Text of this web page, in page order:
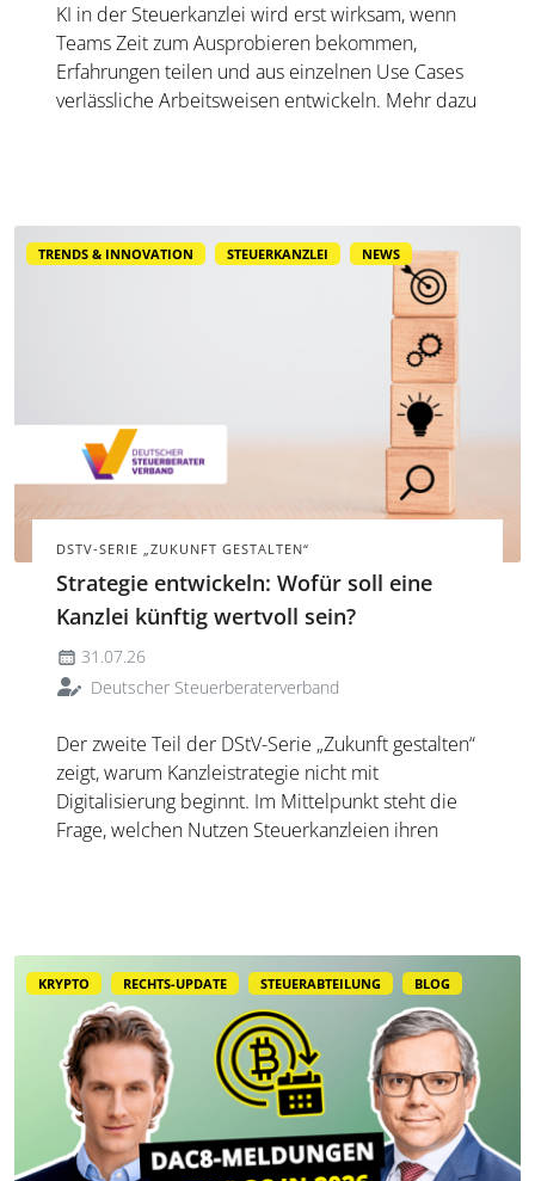
KI in der Steuerkanzlei wird erst wirksam, wenn
Teams Zeit zum Ausprobieren bekommen,
Erfahrungen teilen und aus einzelnen Use Cases
verlässliche Arbeitsweisen entwickeln. Mehr dazu
TRENDS & INNOVATION STEUERKANZLEI NEWS
DSTV-SERIE „ZUKUNFT GESTALTEN“
Strategie entwickeln: Wofür soll eine
Kanzlei künftig wertvoll sein?
31.07.26
Deutscher Steuerberaterverband
Der zweite Teil der DStV-Serie „Zukunft gestalten“
zeigt, warum Kanzleistrategie nicht mit
Digitalisierung beginnt. Im Mittelpunkt steht die
Frage, welchen Nutzen Steuerkanzleien ihren
KRYPTO RECHTS-UPDATE STEUERABTEILUNG BLOG